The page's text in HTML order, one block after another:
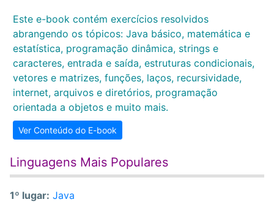
Este e-book contém exercícios resolvidos
abrangendo os tópicos: Java básico, matemática e
estatística, programação dinâmica, strings e
caracteres, entrada e saída, estruturas condicionais,
vetores e matrizes, funções, laços, recursividade,
internet, arquivos e diretórios, programação
orientada a objetos e muito mais.
Ver Conteúdo do E-book
Linguagens Mais Populares
1º lugar: Java